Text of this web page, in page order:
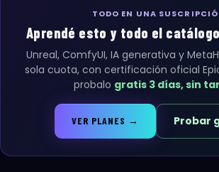
TODO EN UNA
Aprendé esto y todo el catálogo
Unreal, ComfyUI, IA generativa y
sola cuota, con certificación oficial
probalo gratis 3 días, sin
VER PLANES → Probar